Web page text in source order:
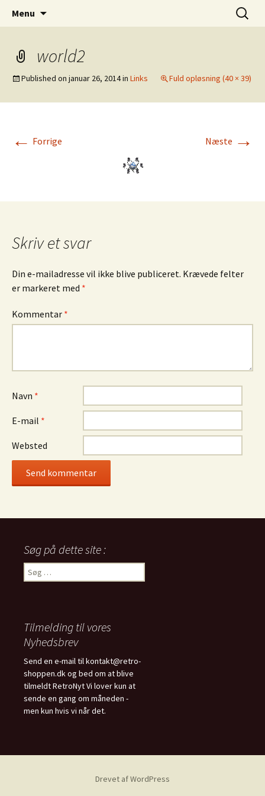
Retro-Shoppen.DK
Dansk Design fra 1940 til 1980
Menu
Søg
efter:
world2
Published on januar 26, 2014in Links Fuld opløsning (40 × 39)
← Forrige Næste →
Skriv et svar
Din e-mailadresse vil ikke blive publiceret. Krævede felter
er markeret med *
Kommentar *
Navn *
E-mail *
Websted
Søg på dette site :
Søg
efter:
Tilmelding til vores
Nyhedsbrev
Send en e-mail til kontakt@retro-
shoppen.dk og bed om at blive
tilmeldt RetroNyt Vi lover kun at
sende en gang om måneden -
men kun hvis vi når det.
Drevet af WordPress